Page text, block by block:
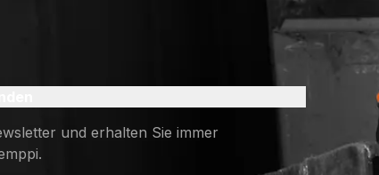
und erhalten Sie immer